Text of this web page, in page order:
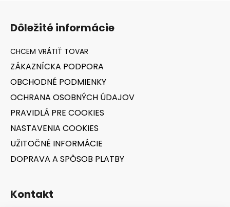
Dôležité informácie
ZÁKAZNÍCKA PODPORA
OBCHODNÉ PODMIENKY
OCHRANA OSOBNÝCH ÚDAJOV
PRAVIDLÁ PRE COOKIES
NASTAVENIA COOKIES
UŽITOČNÉ INFORMÁCIE
DOPRAVA A SPÔSOB PLATBY
Kontakt